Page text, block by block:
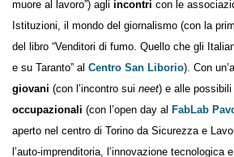
dallemostre(“L’Italia che muore al lavoro”)
associazioni di vittime, le Istituzioni, il mondo
prima presentazione torinese del libro
gli Italiani devono sapere sull’Ilva e su
Liborio ). Con un’attenzione particolare ai
neet) e alle possibili prospettive
FabLab Pavone , recentemente aperto nel